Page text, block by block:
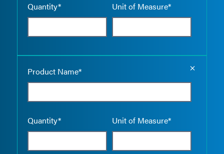
Quantity* Unit of Measure*
Product Name*
Quantity* Unit of Measure*